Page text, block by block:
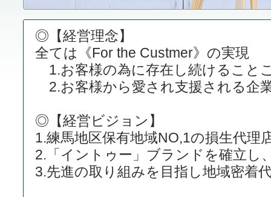
◎【経営理念】
全ては《For the Custmer》の実現
1.お客様の為に存在し続けること
2.お客様から愛され支援される企
◎【経営ビジョン】
1.練馬地区保有地域NO,1の損生代理
2.「イントゥー」ブランドを確立し
3.先進の取り組みを目指し地域密着